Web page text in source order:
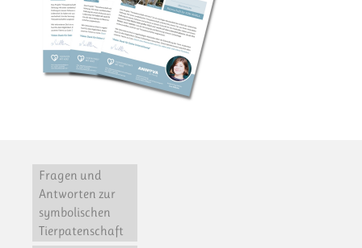
Fragen und
Antworten zur
symbolischen
Tierpatenschaft